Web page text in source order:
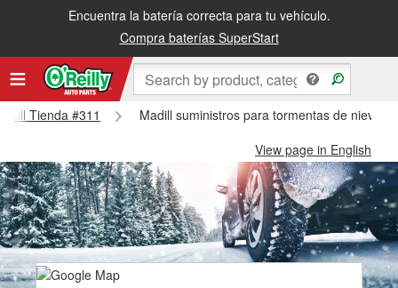
Encuentra la batería correcta para tu vehículo.
Compra baterías SuperStart
Tienda #311
Madill suministros para tormentas de nieve -
View page in English